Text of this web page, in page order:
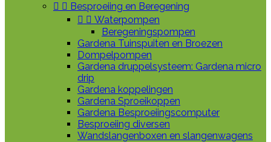
  Besproeiing en Beregening
  Waterpompen
Beregeningspompen
Gardena Tuinspuiten en Broezen
Dompelpompen
Gardena druppelsysteem: Gardena micro
drip
Gardena koppelingen
Gardena Sproeikoppen
Gardena Besproeiingscomputer
Besproeiing diversen
Wandslangenboxen en slangenwagens